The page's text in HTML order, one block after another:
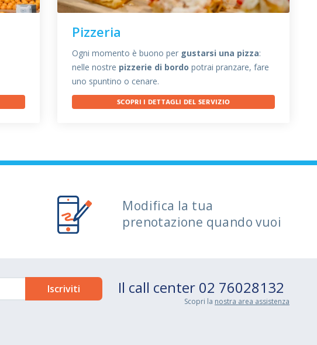
Pizzeria
Ogni momento è buono per gustarsi una pizza:
nelle nostre pizzerie di bordo potrai pranzare, fare
uno spuntino o cenare.
SCOPRI I DETTAGLI DEL SERVIZIO
Modifica la tua
prenotazione quando vuoi
Il call center 02 76028132
Scopri la nostra area assistenza